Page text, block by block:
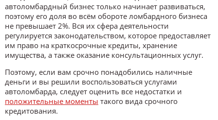
автоломбардный бизнес только начинает развиваться,
поэтому его доля во всём обороте ломбардного бизнеса
не превышает 2%. Вся их сфера деятельности
регулируется законодательством, которое предоставляет
им право на краткосрочные кредиты, хранение
имущества, а также оказание консультационных услуг.
Поэтому, если вам срочно понадобились наличные
деньги и вы решили воспользоваться услугами
автоломбарда, следует оценить все недостатки и
положительные моменты такого вида срочного
кредитования.